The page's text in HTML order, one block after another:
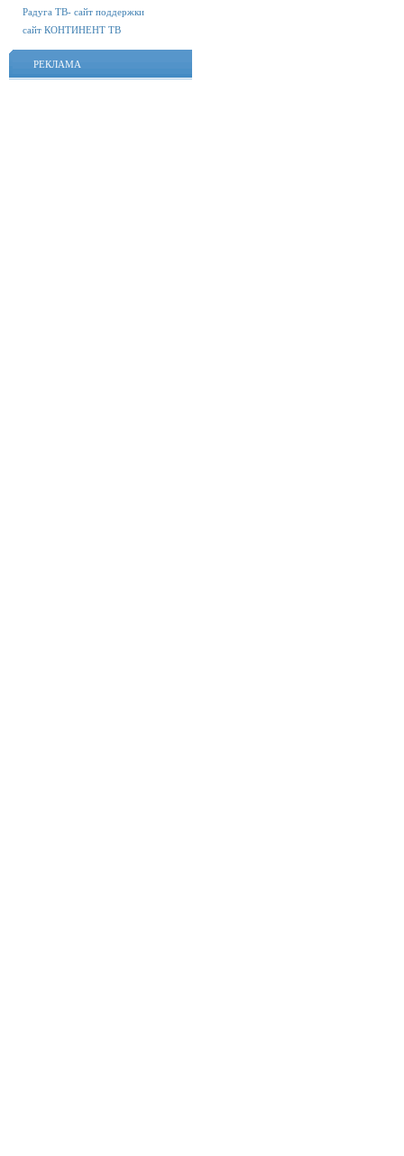
Радуга ТВ- сайт поддержки
сайт КОНТИНЕНТ ТВ
РЕКЛАМА